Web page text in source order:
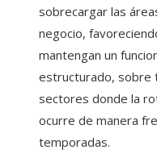
sobrecargar las
negocio,
mantengan un
estructurado, sobre
sectores donde la
ocurre de manera
temporadas.